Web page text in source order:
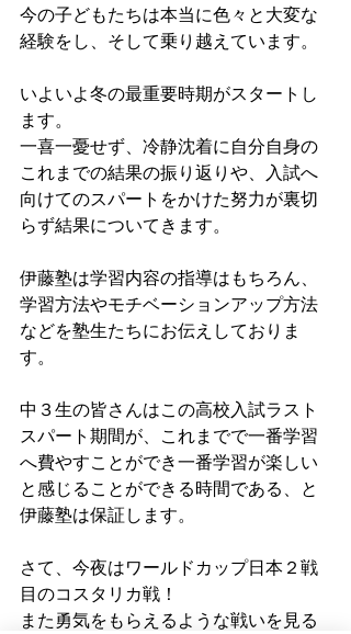
今の子どもたちは本当に色々と大変な
経験をし、そして乗り越えています。
いよいよ冬の最重要時期がスタートし
ます。
一喜一憂せず、冷静沈着に自分自身の
これまでの結果の振り返りや、入試へ
向けてのスパートをかけた努力が裏切
らず結果についてきます。
伊藤塾は学習内容の指導はもちろん、
学習方法やモチベーションアップ方法
などを塾生たちにお伝えしておりま
す。
中３生の皆さんはこの高校入試ラスト
スパート期間が、これまでで一番学習
へ費やすことができ一番学習が楽しい
と感じることができる時間である、と
伊藤塾は保証します。
さて、今夜はワールドカップ日本２戦
目のコスタリカ戦！
また勇気をもらえるような戦いを見る